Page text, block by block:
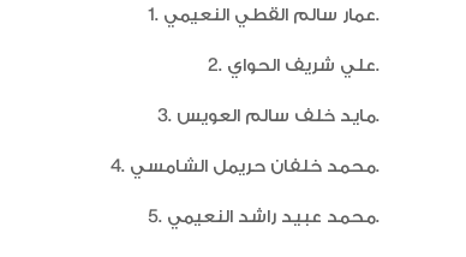
1. عمار سالم القطي النعيمي.
2. علي شريف الحواي.
3. مايد خلف سالم العويس.
4. محمد خلفان حريمل الشامسي.
5. محمد عبيد راشد النعيمي.